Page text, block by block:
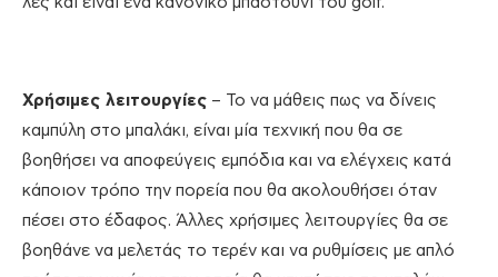
Χρήσιμες λειτουργίες – Το να μάθεις πως να δίνεις
καμπύλη στο μπαλάκι, είναι μία τεχνική που θα σε
βοηθήσει να αποφεύγεις εμπόδια και να ελέγχεις κατά
κάποιον τρόπο την πορεία που θα ακολουθήσει όταν
πέσει στο έδαφος. Άλλες χρήσιμες λειτουργίες θα σε
βοηθάνε να μελετάς το τερέν και να ρυθμίσεις με απλό